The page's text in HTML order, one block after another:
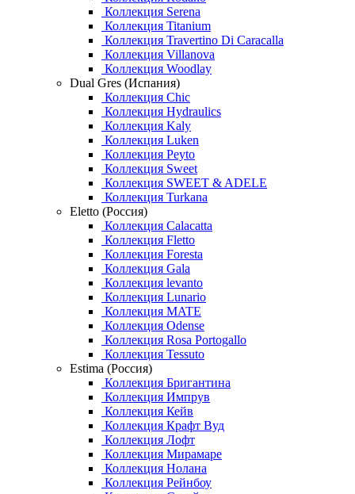
Коллекция Serena
Коллекция Titanium
Коллекция Travertino Di Caracalla
Коллекция Villanova
Коллекция Woodlay
Dual Gres (Испания)
Коллекция Chic
Коллекция Hydraulics
Коллекция Kaly
Коллекция Luken
Коллекция Peyto
Коллекция Sweet
Коллекция SWEET & ADELE
Коллекция Turkana
Eletto (Россия)
Коллекция Calacatta
Коллекция Fletto
Коллекция Foresta
Коллекция Gala
Коллекция levanto
Коллекция Lunario
Коллекция MATE
Коллекция Odense
Коллекция Rosa Portogallo
Коллекция Tessuto
Estima (Россия)
Коллекция Бригантина
Коллекция Импрув
Коллекция Кейв
Коллекция Крафт Вуд
Коллекция Лофт
Коллекция Мирамаре
Коллекция Нолана
Коллекция Рейнбоу